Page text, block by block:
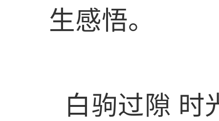
生感悟。
白驹过隙 时